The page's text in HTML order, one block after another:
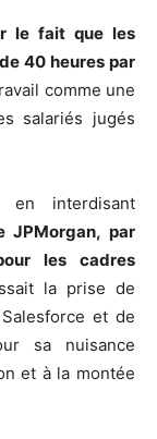
le fait que les
40 heures par
comme une
salariés jugés
en interdisant
JPMorgan, par
les cadres
la prise de
et de
sa nuisance
et à la montée